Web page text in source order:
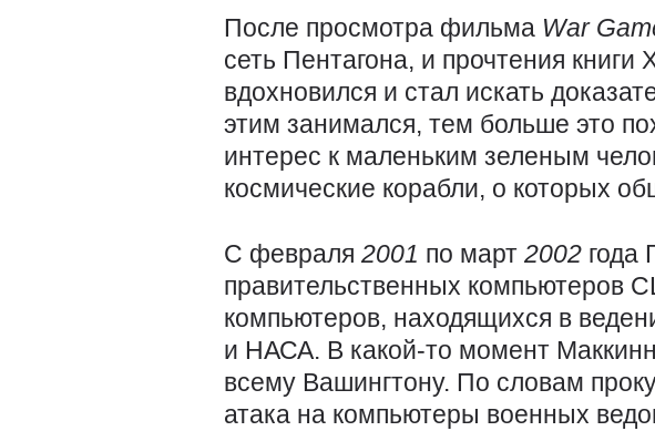
После просмотра фильма War
сеть Пентагона, и прочтения
вдохновился и стал искать
этим занимался, тем больше это
интерес к маленьким зеленым
космические корабли, о которых
С февраля 2001 по март 2002 года
правительственных компьютеров
компьютеров, находящихся в
и НАСА. В какой-то момент
всему Вашингтону. По словам
атака на компьютеры военных